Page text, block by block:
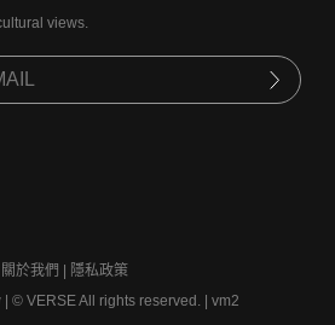
views.
關於我們
隱私政策
© VERSE All rights reserved. | vm2